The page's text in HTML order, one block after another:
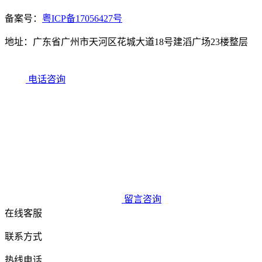
备案号： 粤ICP备17056427号
地址：广东省广州市天河区花城大道18号建滔广场23楼整层
电话咨询
留言咨询
在线客服
联系方式
热线电话